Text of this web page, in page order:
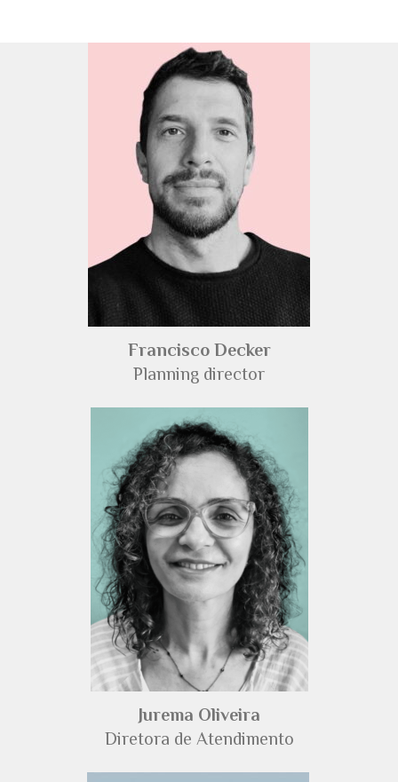
Francisco Decker
Planning director
Jurema Oliveira
Diretora de Atendimento